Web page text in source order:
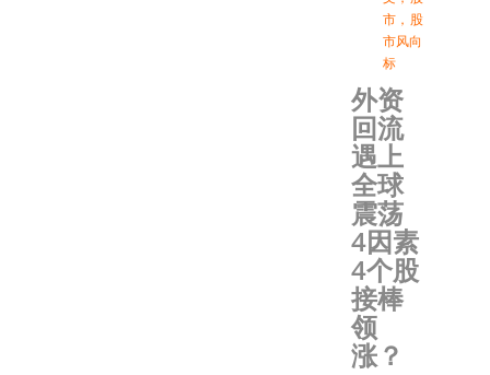
市 ， 股
市风向
标
外资
回流
遇上
全球
震荡
4因素
4个股
接棒
领
涨？